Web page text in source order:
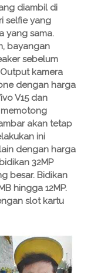
diambil di
selfie yang
yang sama.
bayangan
sebelum
kamera
dengan harga
V15 dan
memotong
akan tetap
ini
dengan harga
32MP
besar. Bidikan
hingga 12MP.
slot kartu